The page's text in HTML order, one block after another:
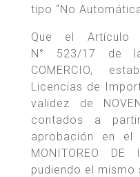
tipo “No
Que el Artículo
N° 523/17 de la
COMERCIO,
Licencias de
validez de
contados a
aprobación en el
MONITOREO DE
pudiendo el mismo